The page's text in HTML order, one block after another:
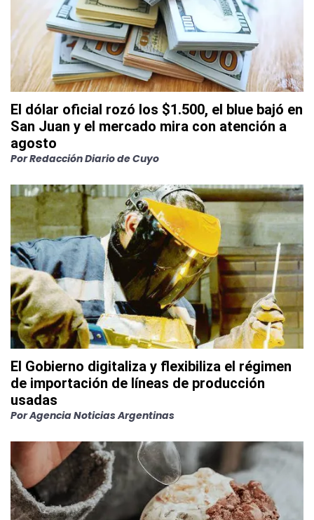
El dólar oficial rozó los $1.500, el blue bajó en
San Juan y el mercado mira con atención a
agosto
PorRedacción Diario de Cuyo
El Gobierno digitaliza y flexibiliza el régimen
de importación de líneas de producción
usadas
PorAgencia Noticias Argentinas